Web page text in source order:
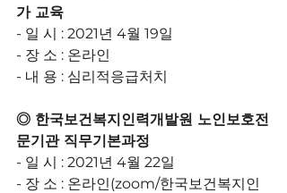
가 교육
- 일 시 : 2021년 4월 19일
- 장 소 : 온라인
- 내 용 : 심리적응급처치
◎ 한국보건복지인력개발원 노인보호전
문기관 직무기본과정
- 일 시 : 2021년 4월 22일
- 장 소 : 온라인(zoom/한국보건복지인